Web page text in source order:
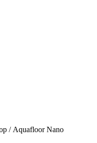
/ Aquafloor Nano